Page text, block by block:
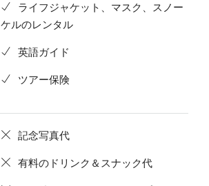
ライフジャケット、マスク、スノー
ケルのレンタル
英語ガイド
ツアー保険
記念写真代
有料のドリンク＆スナック代